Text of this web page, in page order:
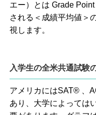
エー）とは Grade
される＜成績平均値＞
視します。
入学生の全米共通試験
アメリカにはSAT® 、
あり、大学によっては